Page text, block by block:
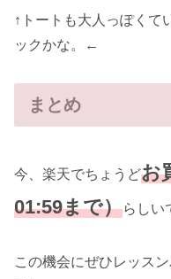
↑トートも大人っぽくて
ックかな。←
まとめ
今、楽天でちょうどお
01:59まで）らしい
この機会にぜひレッス